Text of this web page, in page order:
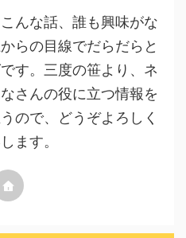
んな話、誰も興味がな
らの目線でだらだらと
す。三度の笹より、ネ
さんの役に立つ情報を
ので、どうぞよろしく
ます。